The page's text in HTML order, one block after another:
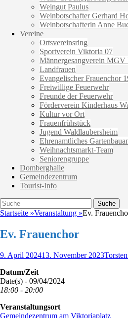
Weingut Paulus
Weinbotschafter Gerhard
Weinbotschafterin Anne
Vereine
Ortsvereinsring
Sportverein Viktoria 07
Männergesangverein MGV
Landfrauen
Evangelischer Frauenchor
Freiwillige Feuerwehr
Freunde der Feuerwehr
Förderverein Kinderhaus
Kultur vor Ort
Frauenfrühstück
Jugend Waldlaubersheim
Ehrenamtliches
Weihnachtsmarkt-Team
Seniorengruppe
Domberghalle
Gemeindezentrum
Tourist-Info
Suche
Suche
nach:
Startseite »Veranstaltung »Ev.
Ev. Frauenchor
Veröffentlicht
9. April 202413. November 2023Autor
Datum/Zeit
Date(s) - 09/04/2024
18:00 - 20:00
Veranstaltungsort
Gemeindezentrum am Viktoriaplatz